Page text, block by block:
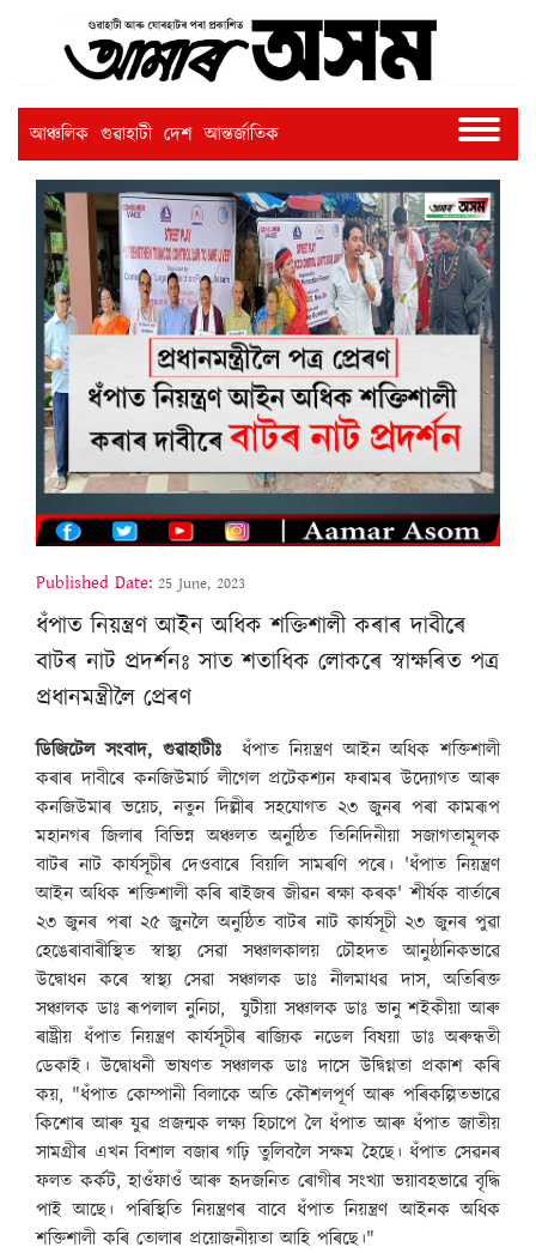
আঞ্চলিক গুৱাহাটী দেশ আন্তৰ্জাতিক
Published Date: 25 June, 2023
ধঁপাত নিয়ন্ত্ৰণ আইন অধিক শক্তিশালী কৰাৰ দাবীৰে
বাটৰ নাট প্ৰদৰ্শনঃ সাত শতাধিক লোকৰে স্বাক্ষৰিত পত্ৰ
প্ৰধানমন্ত্ৰীলৈ প্ৰেৰণ
ডিজিটেল সংবাদ, গুৱাহাটীঃ
ধঁপাত নিয়ন্ত্ৰণ আইন অধিক শক্তিশালী
কৰাৰ দাবীৰে কনজিউমাৰ্চ লীগেল প্ৰটেকশ্যন ফৰামৰ উদ্যোগত আৰু
কনজিউমাৰ ভয়েচ, নতুন দিল্লীৰ সহযোগত ২৩ জুনৰ পৰা কামৰূপ
মহানগৰ জিলাৰ বিভিন্ন অঞ্চলত অনুষ্ঠিত তিনিদিনীয়া সজাগতামূলক
বাটৰ নাট কাৰ্যসূচীৰ দেওবাৰে বিয়লি সামৰণি পৰে। 'ধঁপাত নিয়ন্ত্ৰণ
আইন অধিক শক্তিশালী কৰি ৰাইজৰ জীৱন ৰক্ষা কৰক' শীৰ্ষক বার্তাৰে
২৩ জুনৰ পৰা ২৫ জুনলৈ অনুষ্ঠিত বাটৰ নাট কাৰ্যসূচী ২৩ জুনৰ পুৱা
হেঙেৰাবাৰীস্থিত স্বাস্থ্য সেৱা সঞ্চালকালয় চৌহদত আনুষ্ঠানিকভাৱে
উদ্বোধন কৰে স্বাস্থ্য সেৱা সঞ্চালক ডাঃ নীলমাধৱ দাস, অতিৰিক্ত
সঞ্চালক ডাঃ ৰূপলাল নুনিচা, যুটীয়া সঞ্চালক ডাঃ ভানু শইকীয়া আৰু
ৰাষ্ট্ৰীয় ধঁপাত নিয়ন্ত্ৰণ কাৰ্যসূচীৰ ৰাজ্যিক নডেল বিষয়া ডাঃ অৰুন্ধতী
ডেকাই। উদ্বোধনী ভাষণত সঞ্চালক ডাঃ দাসে উদ্বিগ্নতা প্ৰকাশ কৰি
কয়, "ধঁপাত কোম্পানী বিলাকে অতি কৌশলপূৰ্ণ আৰু পৰিকল্পিতভাৱে
কিশোৰ আৰু যুৱ প্ৰজন্মক লক্ষ্য হিচাপে লৈ ধঁপাত আৰু ধঁপাত জাতীয়
সামগ্ৰীৰ এখন বিশাল বজাৰ গঢ়ি তুলিবলৈ সক্ষম হৈছে। ধঁপাত সেৱনৰ
ফলত কৰ্কট, হাওঁফাওঁ আৰু হৃদজনিত ৰোগীৰ সংখ্যা ভয়াবহভাৱে বৃদ্ধি
পাই আছে। পৰিস্থিতি নিয়ন্ত্ৰণৰ বাবে ধঁপাত নিয়ন্ত্ৰণ আইনক অধিক
শক্তিশালী কৰি তোলাৰ প্ৰয়োজনীয়তা আহি পৰিছে।"